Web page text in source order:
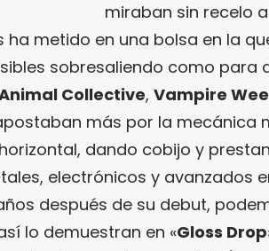
miraban sin recelo
ha metido en una bolsa en la
sobresaliendo como para
Collective, Vampire
más por la mecánica
dando cobijo y
electrónicos y avanzados
después de su debut,
lo demuestran en «Gloss Drop